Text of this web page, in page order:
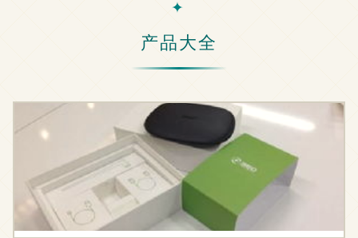
产品大全